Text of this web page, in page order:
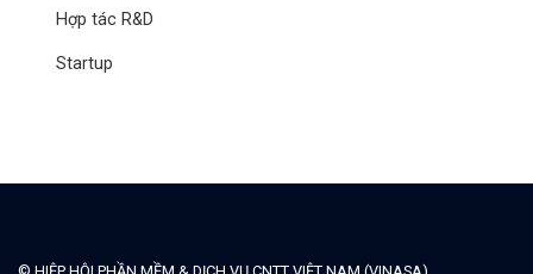
Hợp tác R&D
Startup